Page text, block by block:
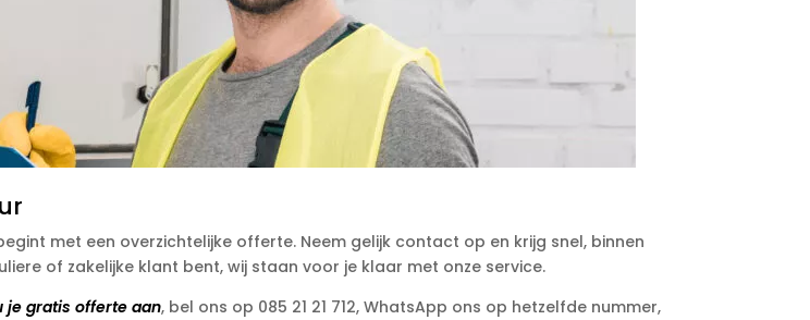
met een overzichtelijke offerte. Neem gelijk contact op en krijg snel, binnen
of zakelijke klant bent, wij staan voor je klaar met onze service.
je gratis offerte aan, bel ons op 085 21 21 712, WhatsApp ons op hetzelfde nummer,